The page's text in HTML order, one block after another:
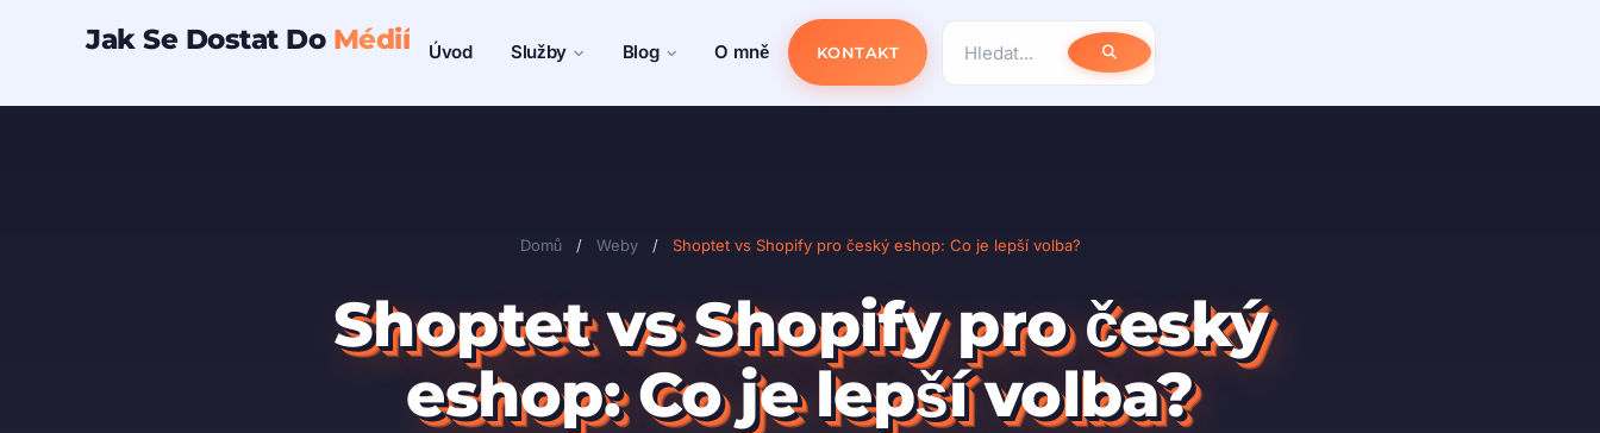
obsah
Jak Se Dostat Do Médií Úvod Služby Blog O mně KONTAKT
Domů / Weby / Shoptet vs Shopify pro český eshop: Co je lepší volba?
Shoptet vs Shopify pro český
eshop: Co je lepší volba?